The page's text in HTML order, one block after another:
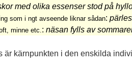
med olika essenser stod på
som i ngt avseende liknar sådan:
minne etc.: näsan fylls av
är kärnpunkten i den enskilda